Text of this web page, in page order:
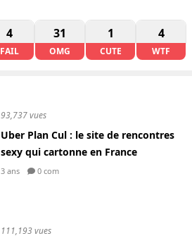
4
FAIL
31
OMG
1
CUTE
4
WTF
93,737 vues
Uber Plan Cul : le site de rencontres
sexy qui cartonne en France
3 ans 0 com
111,193 vues